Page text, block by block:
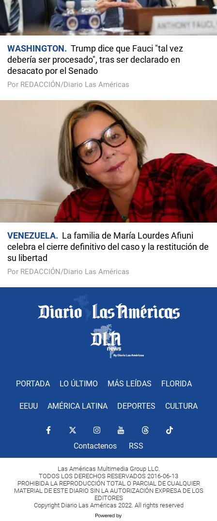
WASHINGTON
Trump dice que Fauci "tal vez
debería ser procesado", tras ser declarado en
desacato por el Senado
Por REDACCIÓN/Diario Las Américas
VENEZUELA
La familia de María Lourdes Afiuni
celebra el cierre definitivo del caso y la restitución de
su libertad
Por REDACCIÓN/Diario Las Américas
PORTADA LO ÚLTIMO MÁS LEÍDAS FLORIDA
EEUU AMÉRICA LATINA DEPORTES CULTURA
Contactenos RSS
Las Américas Multimedia Group LLC.
TODOS LOS DERECHOS RESERVADOS 2016-06-13
PROHIBIDA LA REPRODUCCIÓN TOTAL O PARCIAL DE CUALQUIER
MATERIAL DE ESTE DIARIO SIN LA AUTORIZACIÓN EXPRESA DE LOS
EDITORES
Copyright Diario Las Américas 2022. All rights reserved